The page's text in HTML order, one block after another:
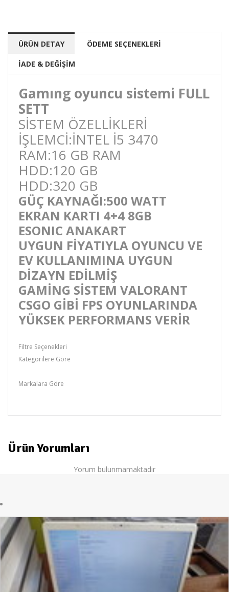
ÜRÜN DETAY ÖDEME SEÇENEKLERİ
İADE & DEĞİŞİM
Gamıng oyuncu sistemi FULL
SETT
SİSTEM ÖZELLİKLERİ
İŞLEMCİ:İNTEL İ5 3470
RAM:16 GB RAM
HDD:120 GB
HDD:320 GB
GÜÇ KAYNAĞI:500 WATT
EKRAN KARTI 4+4 8GB
ESONIC ANAKART
UYGUN FİYATIYLA OYUNCU VE
EV KULLANIMINA UYGUN
DİZAYN EDİLMİŞ
GAMİNG SİSTEM VALORANT
CSGO GİBİ FPS OYUNLARINDA
YÜKSEK PERFORMANS VERİR
Filtre Seçenekleri
Kategorilere Göre
Markalara Göre
Ürün Yorumları
Yorum bulunmamaktadır